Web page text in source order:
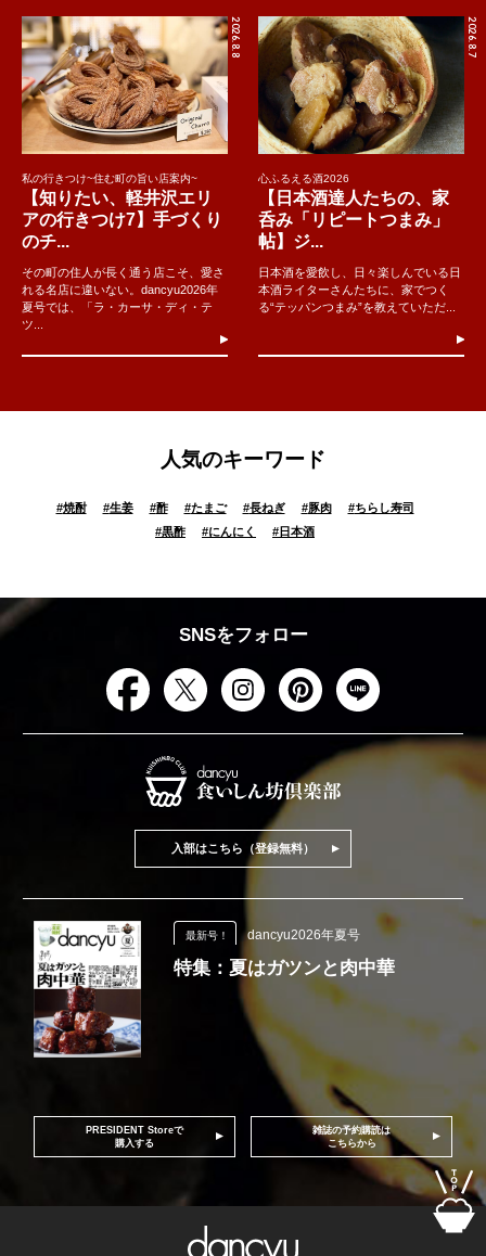
2026.8.8
私の行きつけ~住む町の旨い店案内~
【知りたい、軽井沢エリ
アの行きつけ7】手づくり
のチ...
その町の住人が長く通う店こそ、愛さ
れる名店に違いない。dancyu2026年
夏号では、「ラ・カーサ・ディ・テ
ツ...
2026.8.7
心ふるえる酒2026
【日本酒達人たちの、家
呑み「リピートつまみ」
帖】ジ...
日本酒を愛飲し、日々楽しんでいる日
本酒ライターさんたちに、家でつく
る“テッパンつまみ”を教えていただ...
人気のキーワード
#焼酎 #生姜 #酢 #たまご #長ねぎ #豚肉 #ちらし寿司
#黒酢 #にんにく #日本酒
SNSをフォロー
入部はこちら（登録無料）
最新号！ dancyu2026年夏号
特集：夏はガツンと肉中華
PRESIDENT Storeで
購入する
雑誌の予約購読は
こちらから